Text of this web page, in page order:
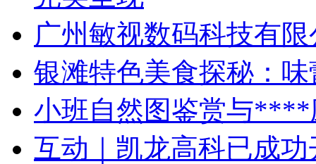
广州敏视数码科技有
银滩特色美食探秘：
小班自然图鉴赏与****
互动｜凯龙高科已成